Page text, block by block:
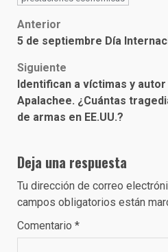
Post
navigation
Anterior
5 de septiembre Día
Siguiente
Identifican a víctimas y
Apalachee. ¿Cuántas
de armas en EE.UU.?
Deja una respuesta
Tu dirección de correo
campos obligatorios están
Comentario *